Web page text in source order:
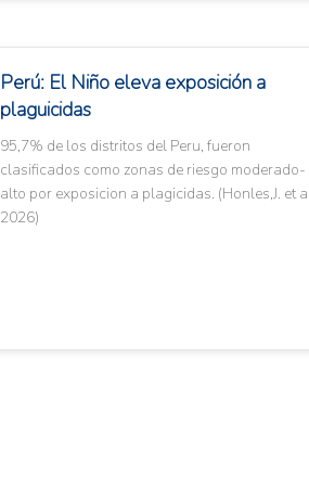
Perú: El Niño eleva exposición a
plaguicidas
95,7% de los distritos del Peru, fueron
clasificados como zonas de riesgo moderado-
alto por exposicion a plagicidas. (Honles,J. et
2026)